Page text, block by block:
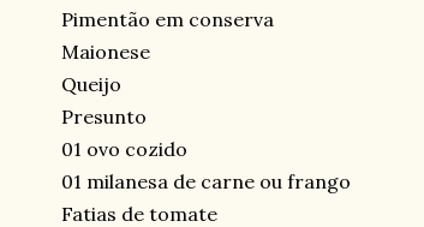
Pimentão em conserva
Maionese
Queijo
Presunto
01 ovo cozido
01 milanesa de carne ou frango
Fatias de tomate